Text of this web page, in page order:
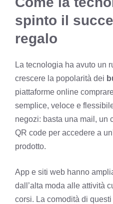
spinto il
regalo
La tecnologia ha avuto un
crescere la popolarità dei
piattaforme online
semplice, veloce e
negozi: basta una mail, un
QR code per accedere a
prodotto.
App e siti web hanno
dall’alta moda alle attività
corsi. La comodità di